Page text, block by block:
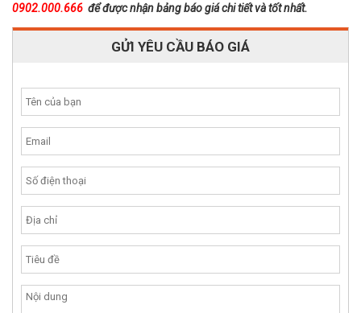
0902.000.666 để được nhận bảng báo giá chi tiết và tốt nhất.
GỬI YÊU CẦU BÁO GIÁ